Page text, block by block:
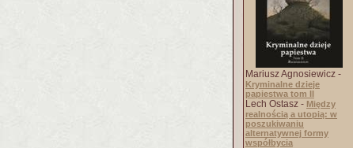
Mariusz Agnosiewicz -
Kryminalne dzieje
papiestwa tom II
Lech Ostasz - Między
realnością a utopią: w
poszukiwaniu
alternatywnej formy
współbycia